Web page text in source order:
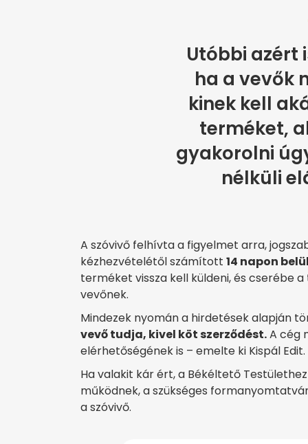
Utóbbi azért
ha a vevők
kinek kell
terméket,
gyakorolni
nélküli
A szóvivő felhívta a figyelmet arra,
kézhezvételétől számított 14 napon
terméket vissza kell küldeni, és cserébe
vevőnek.
Mindezek nyomán a hirdetések alapján
vevő tudja, kivel köt szerződést.A cég
elérhetőségének is – emelte ki Kispál Edit.
Ha valakit kár ért, a Békéltető
működnek, a szükséges
a szóvivő.